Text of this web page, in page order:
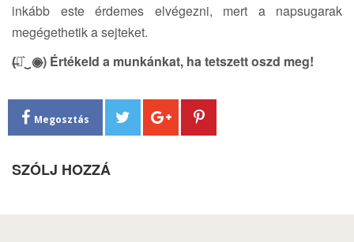
inkább este érdemes elvégezni, mert a napsugarak
megégethetik a sejteket.
(̶◉͛‿◉̶) Értékeld a munkánkat, ha tetszett oszd meg!
Megosztás
SZÓLJ HOZZÁ